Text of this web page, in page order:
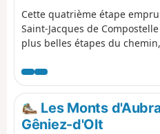
Cette quatrième étape
Saint-Jacques de
plus belles étapes du
régulière et ombragée, le
de l'Aubrac en passant par
Les Monts
Gêniez-d'Olt